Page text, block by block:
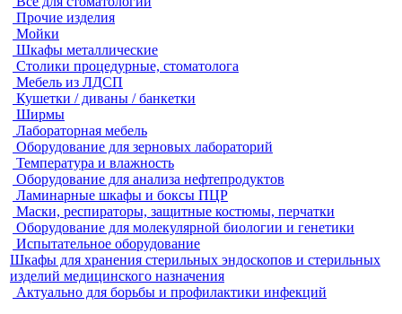
Прочие изделия
Мойки
Шкафы металлические
Столики процедурные, стоматолога
Мебель из ЛДСП
Кушетки / диваны / банкетки
Ширмы
Лабораторная мебель
Оборудование для зерновых лабораторий
Температура и влажность
Оборудование для анализа нефтепродуктов
Ламинарные шкафы и боксы ПЦР
Маски, респираторы, защитные костюмы, перчатки
Оборудование для молекулярной биологии и генетики
Испытательное оборудование
Шкафы для хранения стерильных эндоскопов и стерильных
изделий медицинского назначения
Актуально для борьбы и профилактики инфекций